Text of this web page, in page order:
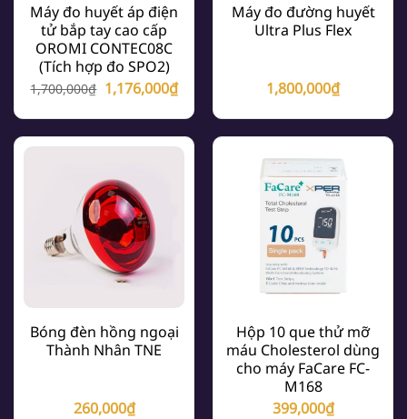
Máy đo huyết áp điện
tử bắp tay cao cấp
OROMI CONTEC08C
(Tích hợp đo SPO2)
1,700,000₫ Giá
là:
1,176,000₫Giá
hiện
tại
là:
Máy đo đường huyết
Ultra Plus Flex
1,800,000₫
Bóng đèn hồng ngoại
Thành Nhân TNE
260,000₫
Hộp 10 que thử mỡ
máu Cholesterol dùng
cho máy FaCare FC-
M168
399,000₫